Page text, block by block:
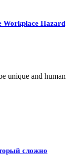
Workplace Hazard
unique and human
сложно